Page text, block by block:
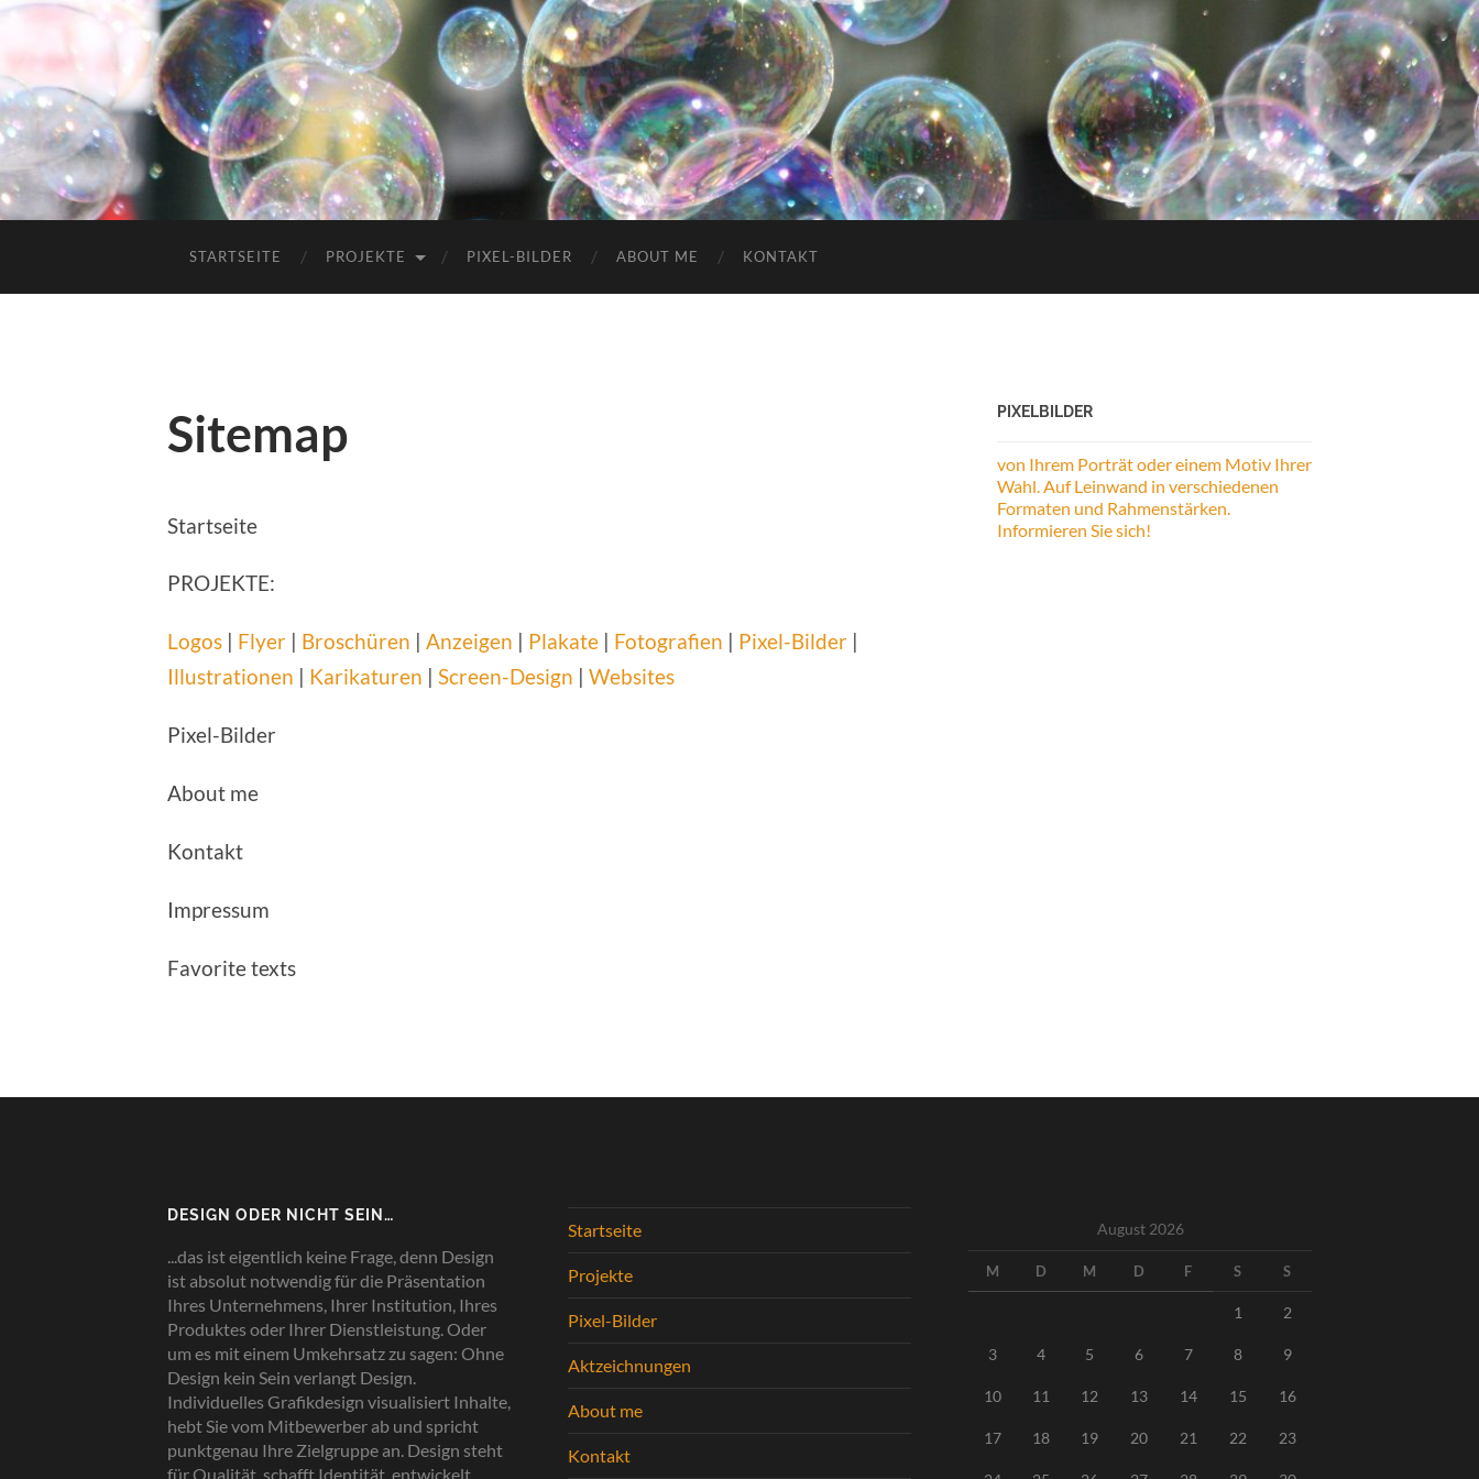
STARTSEITE PROJEKTE PIXEL-BILDER ABOUT ME KONTAKT
Sitemap
Startseite
PROJEKTE:
Logos | Flyer | Broschüren | Anzeigen | Plakate | Fotografien | Pixel-Bilder |
Illustrationen | Karikaturen | Screen-Design | Websites
Pixel-Bilder
About me
Kontakt
Impressum
Favorite texts
PIXELBILDER
von Ihrem Porträt oder einem Motiv Ihrer
Wahl. Auf Leinwand in verschiedenen
Formaten und Rahmenstärken.
Informieren Sie sich!
DESIGN ODER NICHT SEIN…
...das ist eigentlich keine Frage, denn Design
ist absolut notwendig für die Präsentation
Ihres Unternehmens, Ihrer Institution, Ihres
Produktes oder Ihrer Dienstleistung. Oder
um es mit einem Umkehrsatz zu sagen: Ohne
Design kein Sein verlangt Design.
Individuelles Grafikdesign visualisiert Inhalte,
hebt Sie vom Mitbewerber ab und spricht
punktgenau Ihre Zielgruppe an. Design steht
für Qualität, schafft Identität, entwickelt
Startseite
Projekte
Pixel-Bilder
Aktzeichnungen
About me
Kontakt
August 2026
M D M D F S S
1 2
3 4 5 6 7 8 9
10 11 12 13 14 15 16
17 18 19 20 21 22 23